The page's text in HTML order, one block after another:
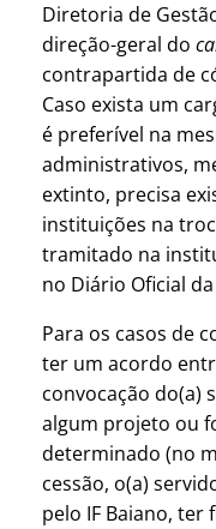
Diretoria de
direção-geral do
contrapartida de
Caso exista um
é preferível na
administrativos,
extinto, precisa
instituições na
tramitado na
no Diário Oficial
Para os casos de
ter um acordo
convocação do(a)
algum projeto ou
determinado (no
cessão, o(a)
pelo IF Baiano,